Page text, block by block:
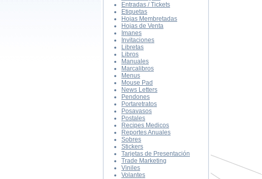
Entradas / Tickets
Etiquetas
Hojas Membretadas
Hojas de Venta
Imanes
Invitaciones
Libretas
Libros
Manuales
Marcalibros
Menus
Mouse Pad
News Letters
Pendones
Portaretratos
Posavasos
Postales
Recipes Medicos
Reportes Anuales
Sobres
Stickers
Tarjetas de Presentación
Trade Marketing
Viniles
Volantes